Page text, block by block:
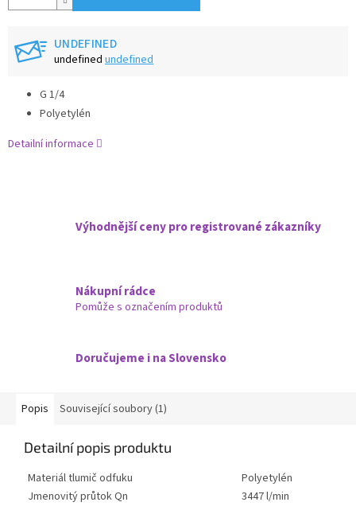
UNDEFINED
undefined undefined
G 1/4
Polyetylén
Detailní informace
Výhodnější ceny pro registrované zákazníky
Nákupní rádce
Pomůže s označením produktů
Doručujeme i na Slovensko
Popis Související soubory (1)
Detailní popis produktu
Materiál tlumič odfuku
Polyetylén
Jmenovitý průtok Qn
3447 l/min